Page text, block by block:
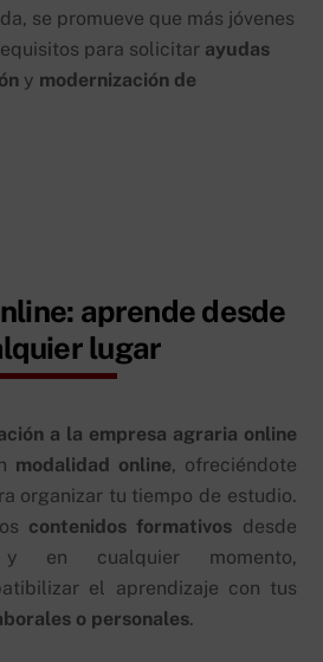
se promueve que más jóvenes
para solicitar ayudas
y modernización de
aprende desde
lugar
a la empresa agraria online
modalidad online, ofreciéndote
organizar tu tiempo de estudio.
contenidos formativos desde
en cualquier momento,
el aprendizaje con tus
o personales.